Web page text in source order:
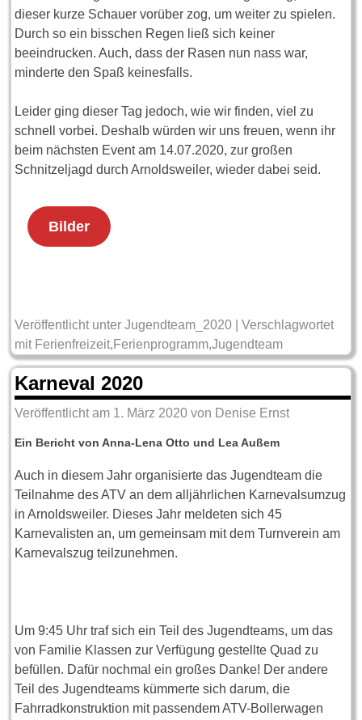
dieser kurze Schauer vorüber zog, um weiter zu spielen.
Durch so ein bisschen Regen ließ sich keiner
beeindrucken. Auch, dass der Rasen nun nass war,
minderte den Spaß keinesfalls.
Leider ging dieser Tag jedoch, wie wir finden, viel zu
schnell vorbei. Deshalb würden wir uns freuen, wenn ihr
beim nächsten Event am 14.07.2020, zur großen
Schnitzeljagd durch Arnoldsweiler, wieder dabei seid.
Bilder
Veröffentlicht unter Jugendteam_2020 |Verschlagwortet
mit Ferienfreizeit, Ferienprogramm,Jugendteam
Karneval 2020
Veröffentlicht am 1. März 2020 von Denise Ernst
Ein Bericht von Anna-Lena Otto und Lea Außem
Auch in diesem Jahr organisierte das Jugendteam die
Teilnahme des ATV an dem alljährlichen Karnevalsumzug
in Arnoldsweiler. Dieses Jahr meldeten sich 45
Karnevalisten an, um gemeinsam mit dem Turnverein am
Karnevalszug teilzunehmen.
Um 9:45 Uhr traf sich ein Teil des Jugendteams, um das
von Familie Klassen zur Verfügung gestellte Quad zu
befüllen. Dafür nochmal ein großes Danke! Der andere
Teil des Jugendteams kümmerte sich darum, die
Fahrradkonstruktion mit passendem ATV-Bollerwagen